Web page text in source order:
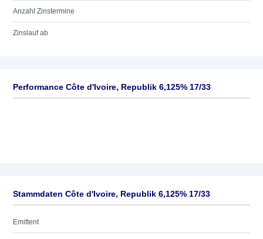
Anzahl Zinstermine
Zinslauf ab
Performance Côte d'Ivoire, Republik 6,125% 17/33
Stammdaten Côte d'Ivoire, Republik 6,125% 17/33
Emittent